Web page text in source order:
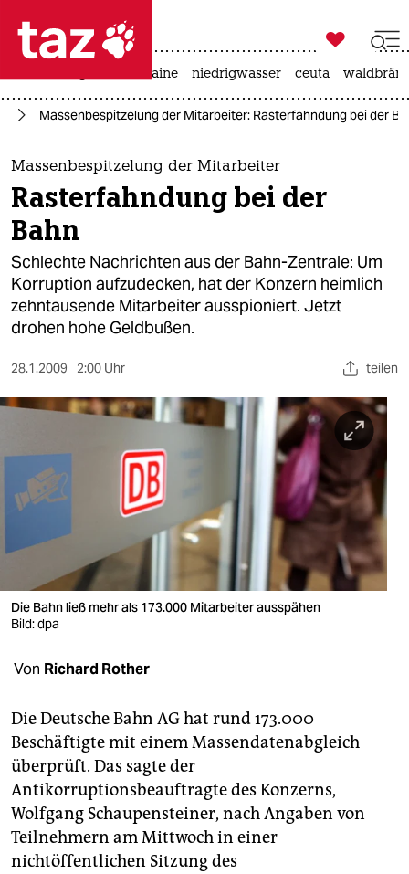
 taz zahl ich
taz zahl ich
themen
politik
öko
gesellschaft
kultur
sport
berlin
nord
wahrheit
verlag
veranstaltungen
fragen & hilfe
unterstützen
abo
genossenschaft
epaper login

taz zahl ich
krieg in der ukraine niedrigwasser ceuta
Massenbespitzelung der Mitarbeiter: Rasterfahndung bei der
Massenbespitzelung der Mitarbeiter
Rasterfahndung bei der
Bahn
Schlechte Nachrichten aus der Bahn-Zentrale: Um
Korruption aufzudecken, hat der Konzern heimlich
zehntausende Mitarbeiter ausspioniert. Jetzt
drohen hohe Geldbußen.
28.1.2009 2:00 Uhr teilen
Die Bahn ließ mehr als 173.000 Mitarbeiter ausspähen
Bild: dpa
Von Richard Rother
Die Deutsche Bahn AG hat rund 173.000
Beschäftigte mit einem Massendatenabgleich
überprüft. Das sagte der
Antikorruptionsbeauftragte des Konzerns,
Wolfgang Schaupensteiner, nach Angaben von
Teilnehmern am Mittwoch in einer
nichtöffentlichen Sitzung des